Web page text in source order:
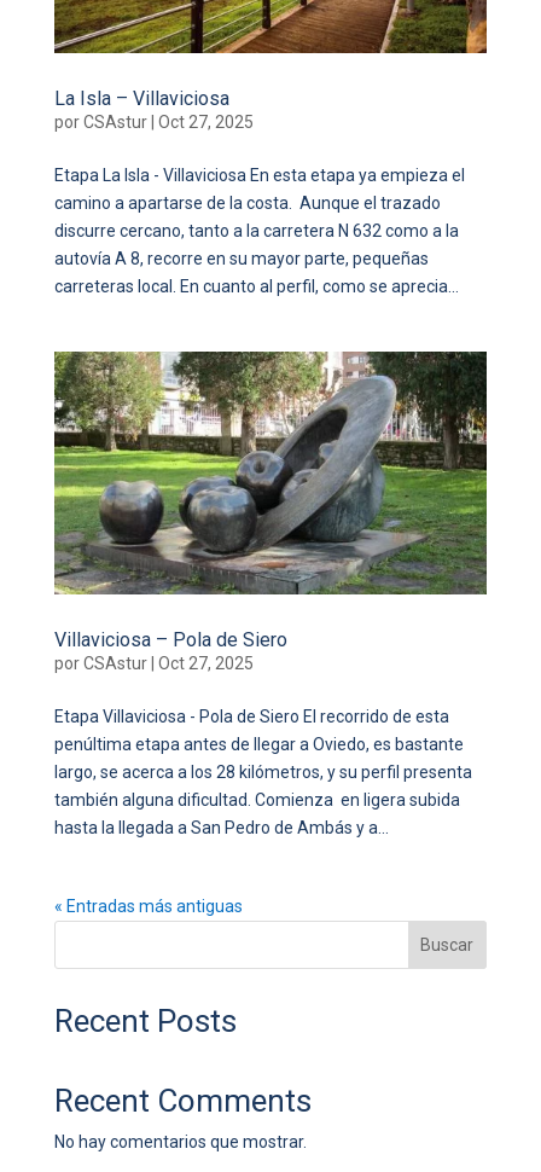
La Isla – Villaviciosa
porCSAstur| Oct 27, 2025
Etapa La Isla - Villaviciosa En esta etapa ya empieza el
camino a apartarse de la costa. Aunque el trazado
discurre cercano, tanto a la carretera N 632 como a la
autovía A 8, recorre en su mayor parte, pequeñas
carreteras local. En cuanto al perfil, como se aprecia...
Villaviciosa – Pola de Siero
porCSAstur| Oct 27, 2025
Etapa Villaviciosa - Pola de Siero El recorrido de esta
penúltima etapa antes de llegar a Oviedo, es bastante
largo, se acerca a los 28 kilómetros, y su perfil presenta
también alguna dificultad. Comienza en ligera subida
hasta la llegada a San Pedro de Ambás y a...
« Entradas más antiguas
Buscar
Recent Posts
Recent Comments
No hay comentarios que mostrar.